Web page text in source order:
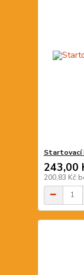
Startovací
243,00
200,83 Kč